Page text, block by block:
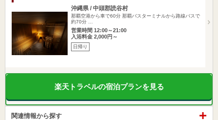
沖縄県 / 中頭郡読谷村
那覇空港から車で60分 那覇バスターミナルから路線バスで
約70分 …
営業時間 12:00～21:00
入浴料金 2,000円～
日帰り
楽天トラベルの宿泊プランを見る
関連情報から探す